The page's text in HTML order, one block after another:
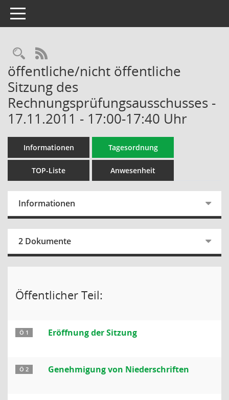
Toggle navigation
Rechercheauswahl
RSS-Feed
öffentliche/nicht öffentliche
Sitzung des
Rechnungsprüfungsausschusses -
17.11.2011 - 17:00-17:40 Uhr
Informationen Tagesordnung
TOP-Liste Anwesenheit
Informationen
2 Dokumente
Öffentlicher Teil:
Ö 1 Eröffnung der Sitzung
Ö 2 Genehmigung von Niederschriften